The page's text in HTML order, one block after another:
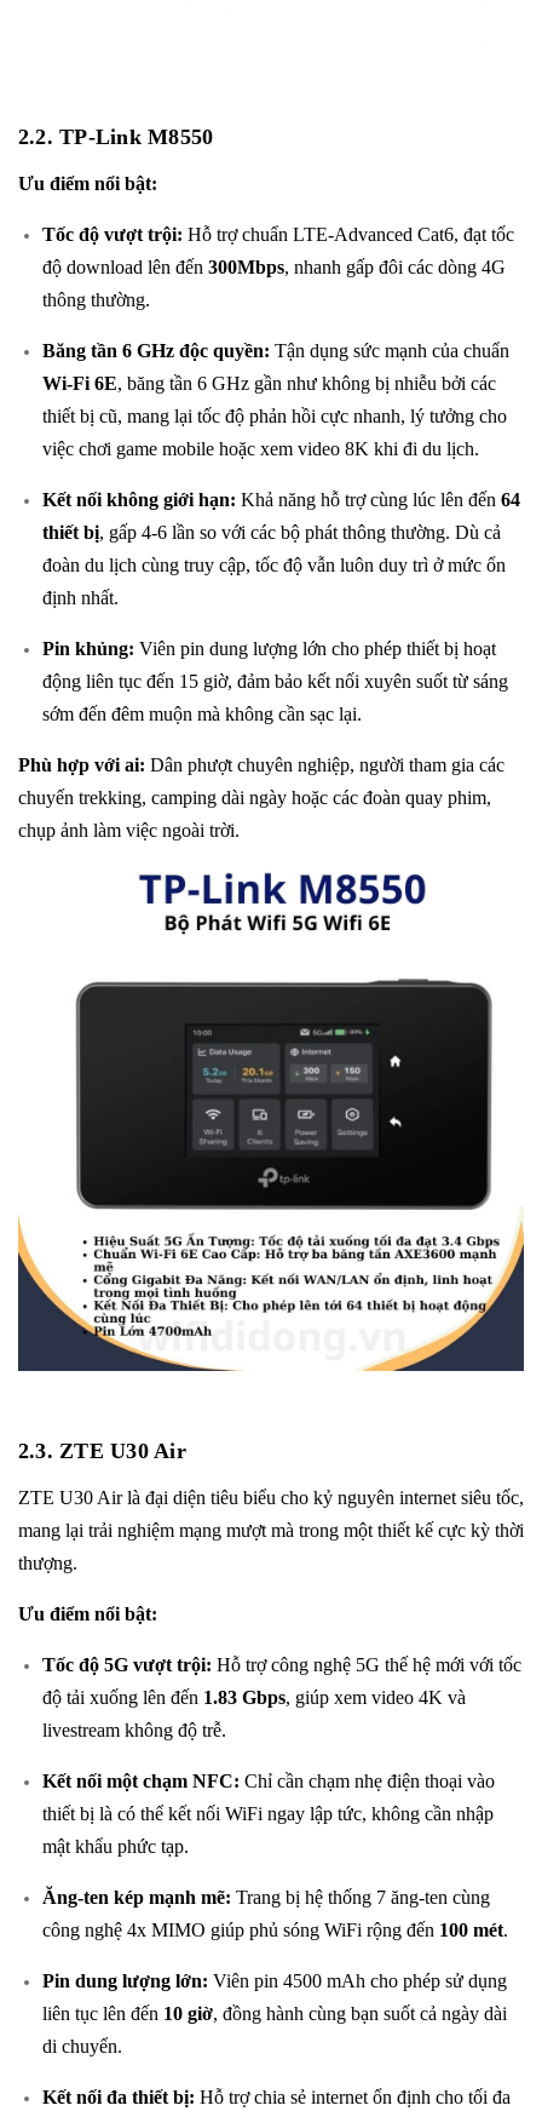
2.2.TP-Link M8550
Ưu điểm nổi bật:
Tốc độ vượt trội: Hỗ trợ chuẩn LTE-Advanced Cat6, đạt tốc
độ download lên đến 300Mbps, nhanh gấp đôi các dòng 4G
thông thường.
Băng tần 6 GHz độc quyền: Tận dụng sức mạnh của chuẩn
Wi-Fi 6E, băng tần 6 GHz gần như không bị nhiễu bởi các
thiết bị cũ, mang lại tốc độ phản hồi cực nhanh, lý tưởng cho
việc chơi game mobile hoặc xem video 8K khi đi du lịch.
Kết nối không giới hạn: Khả năng hỗ trợ cùng lúc lên đến 64
thiết bị, gấp 4-6 lần so với các bộ phát thông thường. Dù cả
đoàn du lịch cùng truy cập, tốc độ vẫn luôn duy trì ở mức ổn
định nhất.
Pin khủng: Viên pin dung lượng lớn cho phép thiết bị hoạt
động liên tục đến 15 giờ, đảm bảo kết nối xuyên suốt từ sáng
sớm đến đêm muộn mà không cần sạc lại.
Phù hợp với ai: Dân phượt chuyên nghiệp, người tham gia các
chuyến trekking, camping dài ngày hoặc các đoàn quay phim,
chụp ảnh làm việc ngoài trời.
2.3.ZTE U30 Air
ZTE U30 Airlà đại diện tiêu biểu cho kỷ nguyên internet siêu tốc,
mang lại trải nghiệm mạng mượt mà trong một thiết kế cực kỳ thời
thượng.
Ưu điểm nổi bật:
Tốc độ 5G vượt trội: Hỗ trợ công nghệ 5G thế hệ mới với tốc
độ tải xuống lên đến 1.83 Gbps, giúp xem video 4K và
livestream không độ trễ.
Kết nối một chạm NFC: Chỉ cần chạm nhẹ điện thoại vào
thiết bị là có thể kết nối WiFi ngay lập tức, không cần nhập
mật khẩu phức tạp.
Ăng-ten kép mạnh mẽ: Trang bị hệ thống 7 ăng-ten cùng
công nghệ 4x MIMO giúp phủ sóng WiFi rộng đến 100 mét.
Pin dung lượng lớn: Viên pin 4500 mAh cho phép sử dụng
liên tục lên đến 10 giờ, đồng hành cùng bạn suốt cả ngày dài
di chuyển.
Kết nối đa thiết bị: Hỗ trợ chia sẻ internet ổn định cho tối đa